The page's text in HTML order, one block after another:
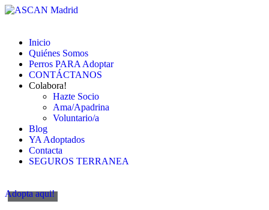
Inicio
Quiénes Somos
Perros PARA Adoptar
CONTÁCTANOS
Colabora!
Hazte Socio
Ama/Apadrina
Voluntario/a
Blog
YA Adoptados
Contacta
SEGUROS TERRANEA
Adopta aqui!